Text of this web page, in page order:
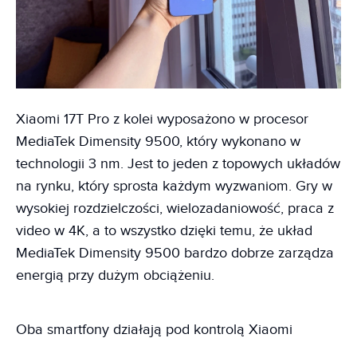
Xiaomi 17T Pro z kolei wyposażono w procesor
MediaTek Dimensity 9500, który wykonano w
technologii 3 nm. Jest to jeden z topowych układów
na rynku, który sprosta każdym wyzwaniom. Gry w
wysokiej rozdzielczości, wielozadaniowość, praca z
video w 4K, a to wszystko dzięki temu, że układ
MediaTek Dimensity 9500 bardzo dobrze zarządza
energią przy dużym obciążeniu.
Oba smartfony działają pod kontrolą Xiaomi